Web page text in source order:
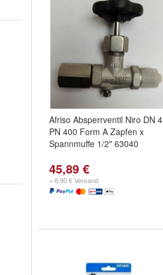
Afriso Absperrventil Niro DN 4
PN 400 Form A Zapfen x
Spannmuffe 1/2" 63040
45,89 €
+ 6,90 € Versand